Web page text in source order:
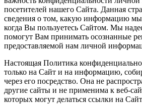
посетителей нашего Сайта. Данная
сведения о том, какую информацию
когда Вы пользуетесь Сайтом. Мы
помогут Вам принимать осознанные
предоставляемой нам личной
Настоящая Политика
только на Сайт и на информацию,
через его посредство. Она не
другие сайты и не применима к веб-
которых могут делаться ссылки на